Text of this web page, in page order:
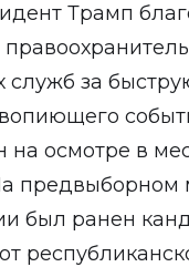
Трамп
служб за
на осмотре в
предвыборном
был ранен